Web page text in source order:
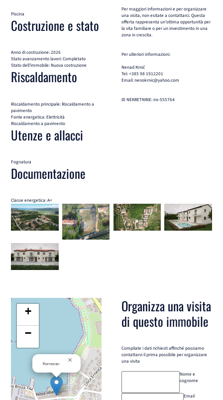
Piscina
Costruzione e stato
Anno di costruzione: 2026
Stato avanzamento lavori: Completato
Stato dell'immobile: Nuova costruzione
Riscaldamento
Riscaldamento principale: Riscaldamento a
pavimento
Fonte energetica: Elettricità
Riscaldamento a pavimento
Utenze e allacci
Fognatura
Documentazione
Classe energetica: A+
Per maggiori informazioni e per organizzare
una visita, non esitate a contattarci. Questa
offerta rappresenta un’ottima opportunità per
la vita familiare o per un investimento in una
zona in crescita.
Per ulteriori informazioni:
Nenad Krnić
Tel: +385 98 1912201
Email: nenokrnic@yahoo.com
ID NEKRETNINE: iro-555764
Kormoran ×
+
−
Organizza una visita
di questo immobile
Compilate i dati richiesti affinché possiamo
contattarvi il prima possibile per organizzare
una visita
Nome e
cognome
Email